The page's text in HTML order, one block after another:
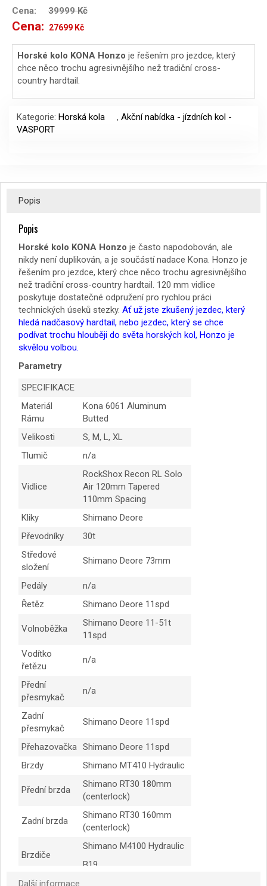
Cena: 39999Kč
Cena: Původní
cena
byla:
27699 Kč
cena
je:
Horské kolo KONA Honzo je řešením pro jezdce, který
chce něco trochu agresivnějšího než tradiční cross-
country hardtail.
Kategorie: Horská kola , Akční nabídka - jízdních kol -
VASPORT
Popis
Popis
Horské kolo KONA Honzo je často napodobován, ale
nikdy není duplikován, a je součástí nadace Kona. Honzo je
řešením pro jezdce, který chce něco trochu agresivnějšího
než tradiční cross-country hardtail. 120 mm vidlice
poskytuje dostatečné odpružení pro rychlou práci
technických úseků stezky. Ať už jste zkušený jezdec, který
hledá nadčasový hardtail, nebo jezdec, který se chce
podívat trochu hlouběji do světa horských kol, Honzo je
skvělou volbou.
Parametry
SPECIFIKACE
Materiál
Rámu
Kona 6061 Aluminum
Butted
Velikosti
S, M, L, XL
Tlumič
n/a
Vidlice
RockShox Recon RL Solo
Air 120mm Tapered
110mm Spacing
Kliky
Shimano Deore
Převodníky
30t
Středové
složení
Shimano Deore 73mm
Pedály
n/a
Řetěz
Shimano Deore 11spd
Volnoběžka
Shimano Deore 11-51t
11spd
Vodítko
řetězu
n/a
Přední
přesmykač
n/a
Zadní
přesmykač
Shimano Deore 11spd
Přehazovačka Shimano Deore 11spd
Brzdy
Shimano MT410 Hydraulic
Přední brzda
Shimano RT30 180mm
(centerlock)
Zadní brzda
Shimano RT30 160mm
(centerlock)
Brzdiče
Shimano M4100 Hydraulic
B19
Hlavové
Další informace